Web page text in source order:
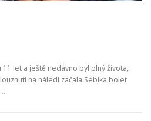
11 let a ještě nedávno byl plný života,
na náledí začala Sebíka bolet